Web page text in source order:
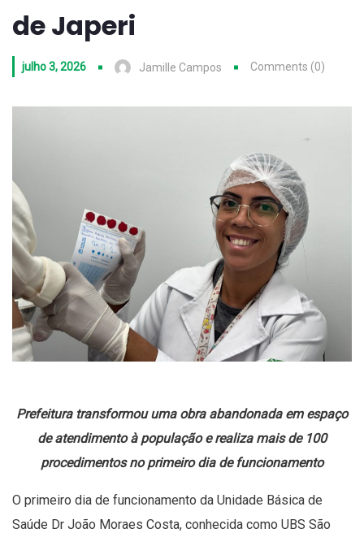
de Japeri
julho 3, 2026 Jamille Campos Comments (0)
Prefeitura transformou uma obra abandonada em espaço
de atendimento à população e realiza mais de 100
procedimentos no primeiro dia de funcionamento
O primeiro dia de funcionamento da Unidade Básica de
Saúde Dr João Moraes Costa, conhecida como UBS São